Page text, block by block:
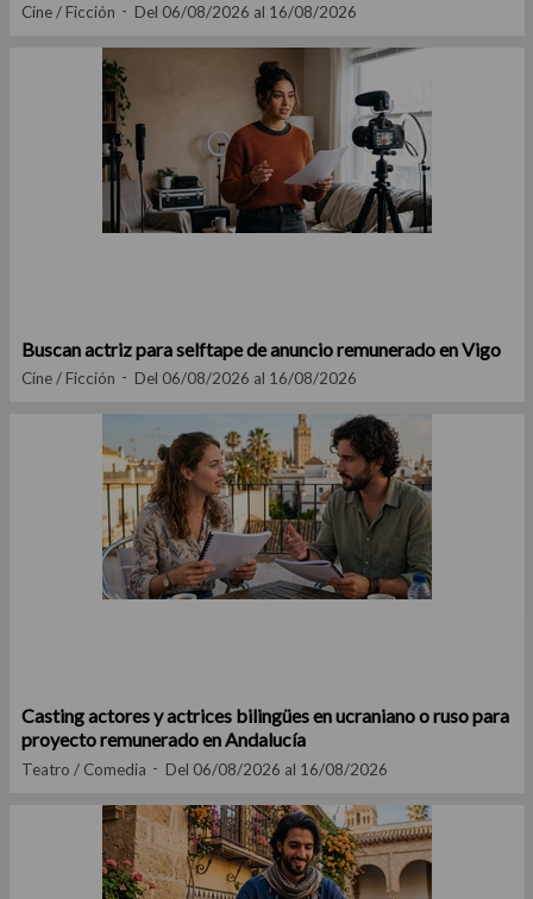
Cine / Ficción Del 06/08/2026 al 16/08/2026
Buscan actriz para selftape de anuncio remunerado en Vigo
Cine / Ficción Del 06/08/2026 al 16/08/2026
Casting actores y actrices bilingües en ucraniano o ruso para
proyecto remunerado en Andalucía
Teatro / Comedia Del 06/08/2026 al 16/08/2026